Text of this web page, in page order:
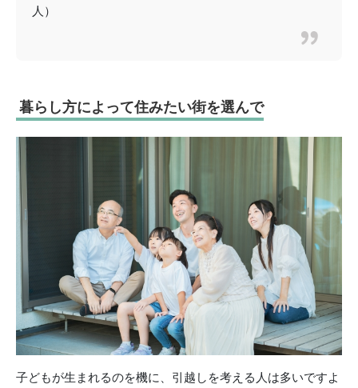
人）
暮らし方によって住みたい街を選んで
子どもが生まれるのを機に、引越しを考える人は多いですよ